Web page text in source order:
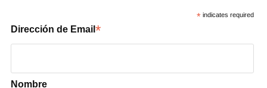
* indicates required
Dirección de Email*
Nombre